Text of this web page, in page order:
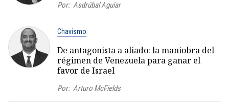
Por: Asdrúbal Aguiar
Chavismo
De antagonista a aliado: la maniobra del
régimen de Venezuela para ganar el
favor de Israel
Por: Arturo McFields